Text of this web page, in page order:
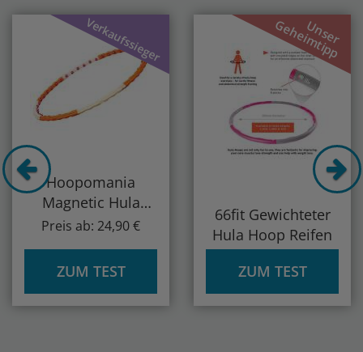
Verkaufssieger
Hoopomania
Magnetic Hula
Hoop Reifen
Preis ab: 24,90 €
ZUM TEST
Unser
Geheimtipp
66fit Gewichteter
Hula Hoop Reifen
ZUM TEST
Previous